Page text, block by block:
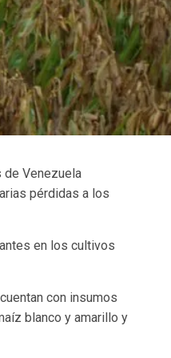
de Venezuela
pérdidas a los
en los cultivos
con insumos
blanco y amarillo y